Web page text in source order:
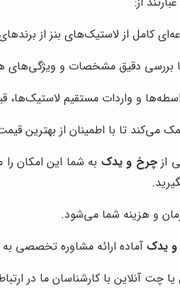
کامل از لاستیک‌های بنز از
بررسی دقیق مشخصات و ویژگی‌های
و واردات مستقیم لاستیک‌ها،
می‌کند تا با اطمینان از بهترین
ازچرخ و یدک به شما این امکان
و هزینه شما می‌شود.
یدکآماده ارائه مشاوره تخصصی
چت آنلاین با کارشناسان ما در